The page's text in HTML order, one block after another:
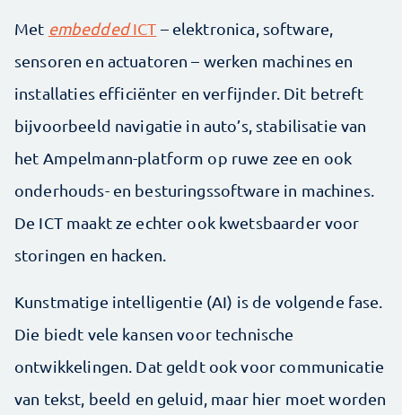
Met embeddedICT – elektronica, software,
sensoren en actuatoren – werken machines en
installaties efficiënter en verfijnder. Dit betreft
bijvoorbeeld navigatie in auto’s, stabilisatie van
het Ampelmann-platform op ruwe zee en ook
onderhouds- en besturingssoftware in machines.
De ICT maakt ze echter ook kwetsbaarder voor
storingen en hacken.
Kunstmatige intelligentie (AI) is de volgende fase.
Die biedt vele kansen voor technische
ontwikkelingen. Dat geldt ook voor communicatie
van tekst, beeld en geluid, maar hier moet worden